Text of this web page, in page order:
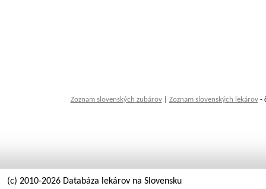
Zoznam slovenských zubárov| Zoznam slovenských lekárov-
(c) 2010-2026 Databáza lekárov na Slovensku